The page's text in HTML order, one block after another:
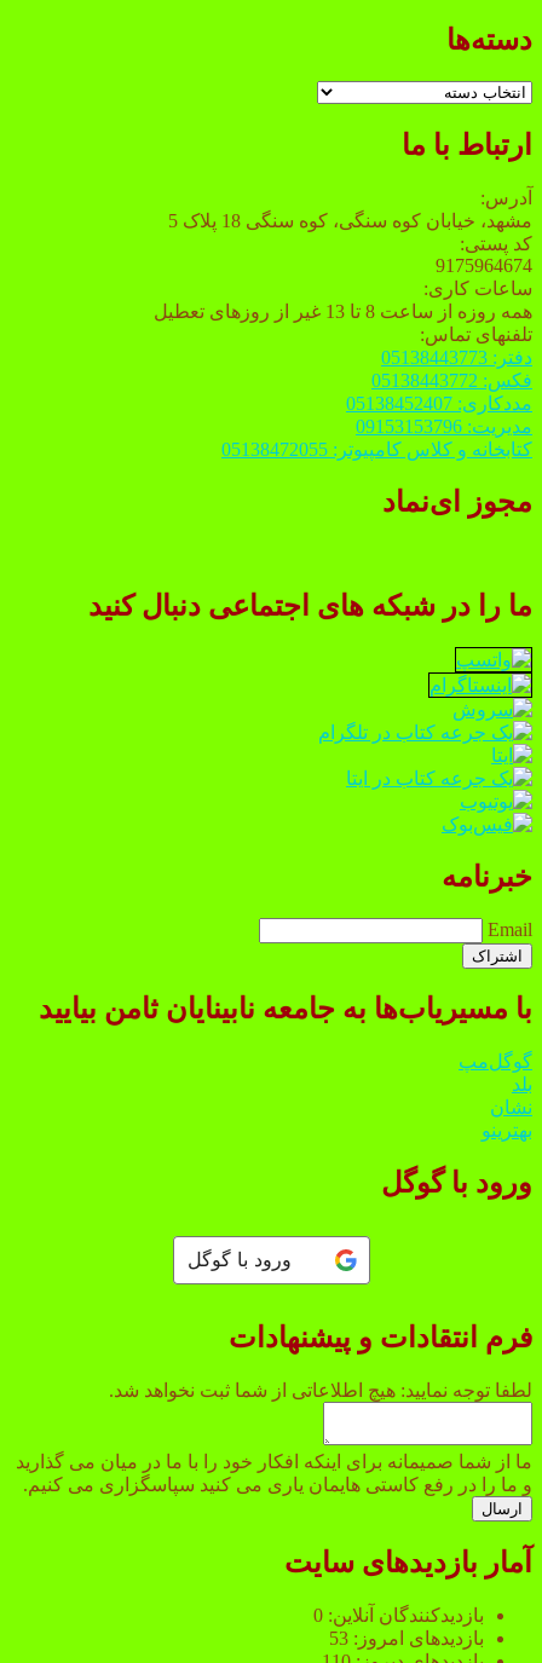
دسته‌ها
دسته‌ها
ارتباط با ما
آدرس:
مشهد، خیابان کوه سنگی، کوه سنگی 18 پلاک 5
کد پستی:
9175964674
ساعات کاری:
همه روزه از ساعت 8 تا 13 غیر از روزهای تعطیل
تلفنهای تماس:
دفتر: 05138443773
فکس: 05138443772
مددکاری: 05138452407
مدیریت: 09153153796
کتابخانه و کلاس کامپیوتر: 05138472055
مجوز ای‌نماد
ما را در شبکه های اجتماعی دنبال کنید
خبرنامه
Email
با مسیریاب‌ها به جامعه نابینایان ثامن بیایید
گوگل‌مپ
بلد
نشان
بهترینو
ورود با گوگل
ورود با گوگل
فرم انتقادات و پیشنهادات
شد.
لطفا توجه نمایید: هیچ اطلاعاتی از شما ثبت نخواهد شد.
ما از شما صمیمانه برای اینکه افکار خود را با ما در میان می گذارید
و ما را در رفع کاستی هایمان یاری می کنید سپاسگزاری می کنیم.
ارسال
آمار بازدیدهای سایت
بازدیدکنندگان آنلاین: 0
بازدیدهای امروز: 53